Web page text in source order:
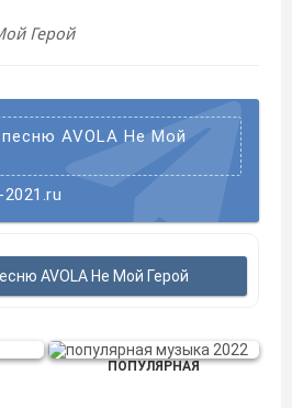
Герой
AVOLA Не Мой
AVOLA Не Мой Герой
ПОПУЛЯРНАЯ